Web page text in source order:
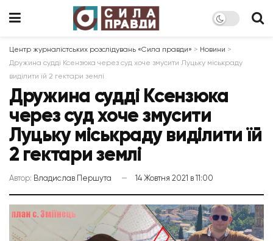
Центр журналістських розслідувань «Сила правди» > Новини >
Дружина судді Ксензюка через суд хоче змусити Луцьку міськраду
виділити їй 2 гектари землі
Дружина судді Ксензюка
через суд хоче змусити
Луцьку міськраду виділити їй
2 гектари землі
Автор: Владислав Першута 14 Жовтня 2021 в 11:00